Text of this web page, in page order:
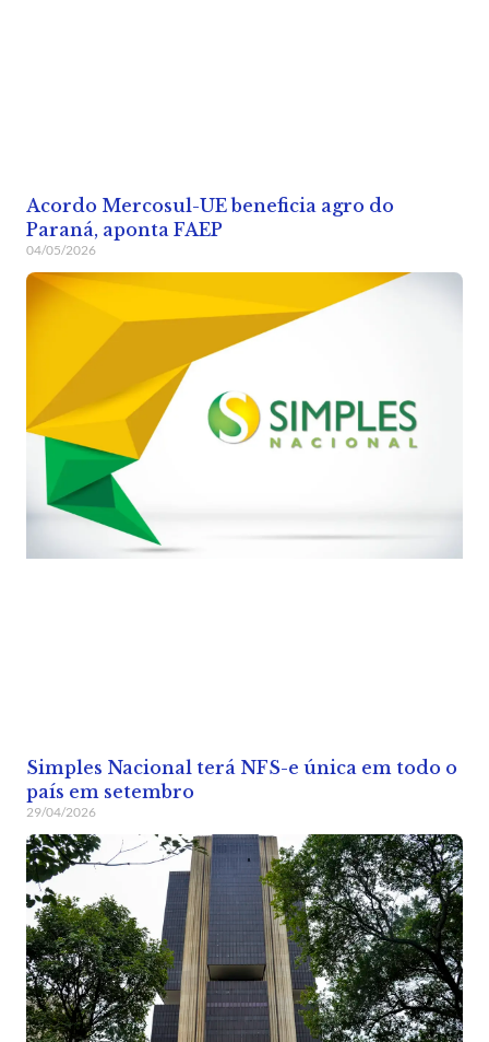
Acordo Mercosul-UE beneficia agro do
Paraná, aponta FAEP
04/05/2026
Simples Nacional terá NFS-e única em todo o
país em setembro
29/04/2026